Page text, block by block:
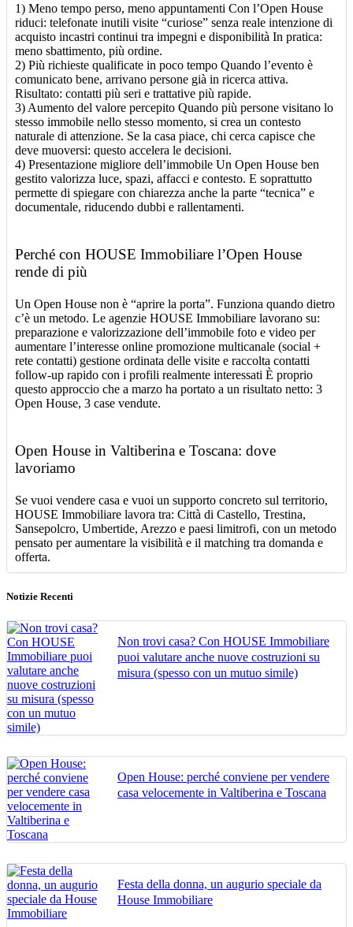
1) Meno tempo perso, meno appuntamenti Con l’Open House
riduci: telefonate inutili visite “curiose” senza reale intenzione di
acquisto incastri continui tra impegni e disponibilità In pratica:
meno sbattimento, più ordine.
2) Più richieste qualificate in poco tempo Quando l’evento è
comunicato bene, arrivano persone già in ricerca attiva.
Risultato: contatti più seri e trattative più rapide.
3) Aumento del valore percepito Quando più persone visitano lo
stesso immobile nello stesso momento, si crea un contesto
naturale di attenzione. Se la casa piace, chi cerca capisce che
deve muoversi: questo accelera le decisioni.
4) Presentazione migliore dell’immobile Un Open House ben
gestito valorizza luce, spazi, affacci e contesto. E soprattutto
permette di spiegare con chiarezza anche la parte “tecnica” e
documentale, riducendo dubbi e rallentamenti.
Perché con HOUSE Immobiliare l’Open House
rende di più
Un Open House non è “aprire la porta”. Funziona quando dietro
c’è un metodo. Le agenzie HOUSE Immobiliare lavorano su:
preparazione e valorizzazione dell’immobile foto e video per
aumentare l’interesse online promozione multicanale (social +
rete contatti) gestione ordinata delle visite e raccolta contatti
follow-up rapido con i profili realmente interessati È proprio
questo approccio che a marzo ha portato a un risultato netto: 3
Open House, 3 case vendute.
Open House in Valtiberina e Toscana: dove
lavoriamo
Se vuoi vendere casa e vuoi un supporto concreto sul territorio,
HOUSE Immobiliare lavora tra: Città di Castello, Trestina,
Sansepolcro, Umbertide, Arezzo e paesi limitrofi, con un metodo
pensato per aumentare la visibilità e il matching tra domanda e
offerta.
Notizie Recenti
Non trovi casa? Con HOUSE Immobiliare
puoi valutare anche nuove costruzioni su
misura (spesso con un mutuo simile)
Open House: perché conviene per vendere
casa velocemente in Valtiberina e Toscana
Festa della donna, un augurio speciale da
House Immobiliare